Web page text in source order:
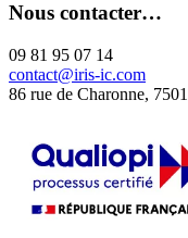
Nous contacter…
09 81 95 07 14
contact@iris-ic.com
86 rue de Charonne,